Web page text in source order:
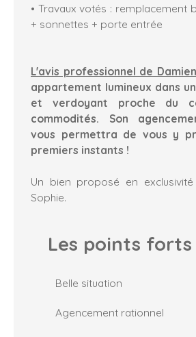
• Travaux votés : remplacement
+ sonnettes + porte entrée
L'avis professionnel de
appartement lumineux dans
et verdoyant proche du
commodités. Son
vous permettra de vous y
premiers instants !
Un bien proposé en
Sophie.
Les points forts
Belle situation
Agencement rationnel